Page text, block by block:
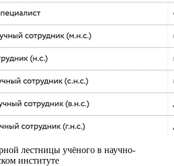
лестницы учёного в научно-
институте